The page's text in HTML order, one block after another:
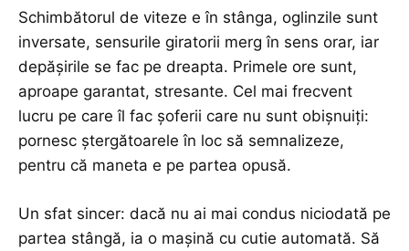
Schimbătorul de viteze e în stânga, oglinzile sunt
inversate, sensurile giratorii merg în sens orar, iar
depășirile se fac pe dreapta. Primele ore sunt,
aproape garantat, stresante. Cel mai frecvent
lucru pe care îl fac șoferii care nu sunt obișnuiți:
pornesc ștergătoarele în loc să semnalizeze,
pentru că maneta e pe partea opusă.
Un sfat sincer: dacă nu ai mai condus niciodată pe
partea stângă, ia o mașină cu cutie automată. Să